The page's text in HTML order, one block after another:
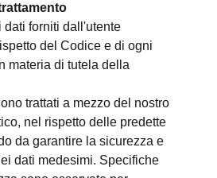
dati forniti dall'utente
del Codice e di ogni
materia di tutela della
trattati a mezzo del nostro
nel rispetto delle predette
da garantire la sicurezza e
dati medesimi. Specifiche